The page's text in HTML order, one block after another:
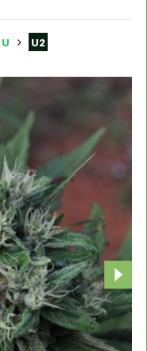
U U2